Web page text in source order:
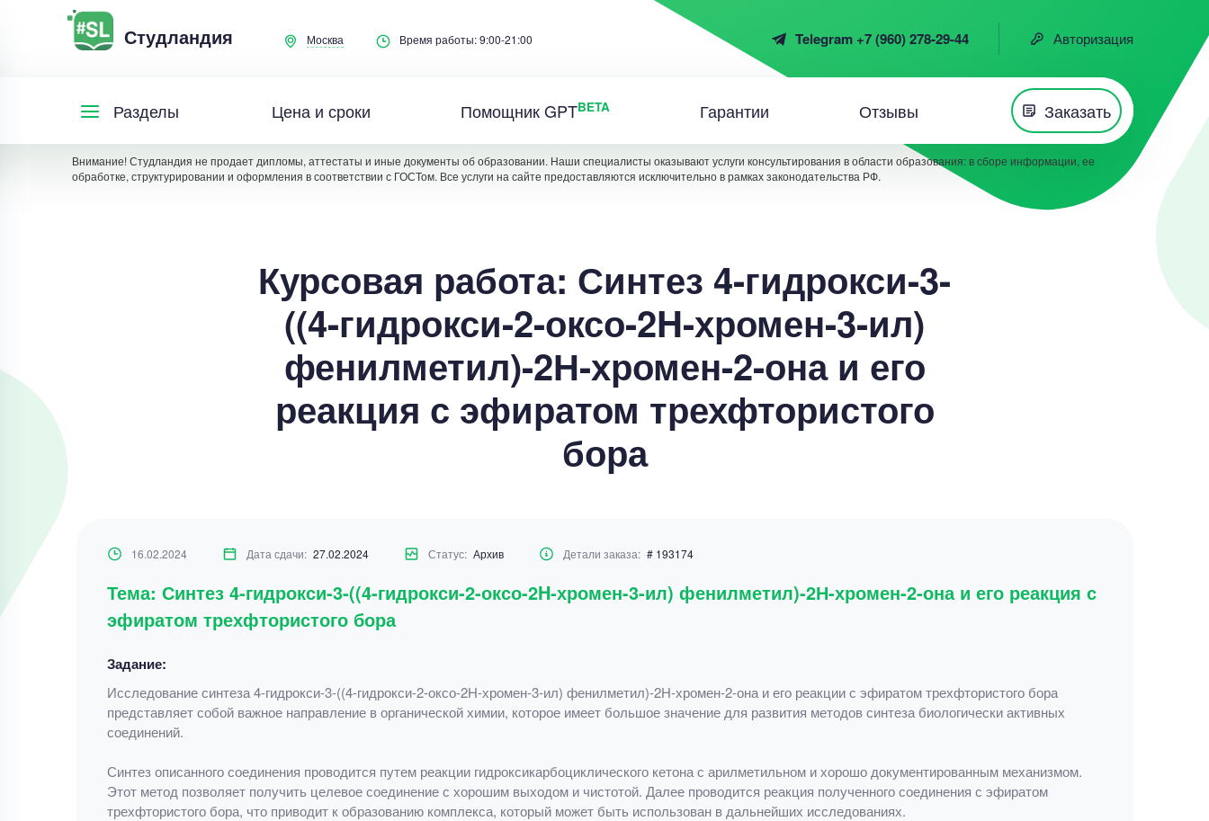
Студландия Москва Время работы: 9:00-21:00 Telegram +7 (960) 278-29-44 Авторизация
Разделы Цена и сроки Помощник GPTBETA Гарантии Отзывы Заказать
Внимание! Студландия не продает дипломы, аттестаты и иные документы об образовании. Наши специалисты оказывают услуги консультирования в области образования: в сборе информации, ее
обработке, структурировании и оформления в соответствии с ГОСТом. Все услуги на сайте предоставляются исключительно в рамках законодательства РФ.
Курсовая работа: Синтез 4-гидрокси-3-
((4-гидрокси-2-оксо-2H-хромен-3-ил)
фенилметил)-2Н-хромен-2-она и его
реакция с эфиратом трехфтористого
бора
16.02.2024 Дата сдачи: 27.02.2024 Статус: Архив Детали заказа: # 193174
Тема: Синтез 4-гидрокси-3-((4-гидрокси-2-оксо-2H-хромен-3-ил) фенилметил)-2Н-хромен-2-она и его реакция с
эфиратом трехфтористого бора
Задание:
Исследование синтеза 4-гидрокси-3-((4-гидрокси-2-оксо-2H-хромен-3-ил) фенилметил)-2Н-хромен-2-она и его реакции с эфиратом трехфтористого бора
представляет собой важное направление в органической химии, которое имеет большое значение для развития методов синтеза биологически активных
соединений.
Синтез описанного соединения проводится путем реакции гидроксикарбоциклического кетона с арилметильном и хорошо документированным механизмом.
Этот метод позволяет получить целевое соединение с хорошим выходом и чистотой. Далее проводится реакция полученного соединения с эфиратом
трехфтористого бора, что приводит к образованию комплекса, который может быть использован в дальнейших исследованиях.